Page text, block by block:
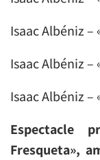
Isaac Albéniz –
Isaac Albéniz –
Isaac Albéniz –
Espectacle
Fresqueta»,